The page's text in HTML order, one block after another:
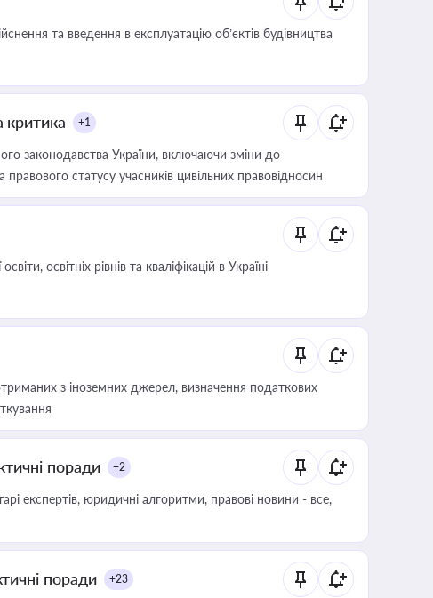
та введення в експлуатацію об’єктів будівництва
критика +1
законодавства України, включаючи зміни до
статусу учасників цивільних правовідносин
освітніх рівнів та кваліфікацій в Україні
з іноземних джерел, визначення податкових
поради +2
експертів, юридичні алгоритми, правові новини - все,
поради +23